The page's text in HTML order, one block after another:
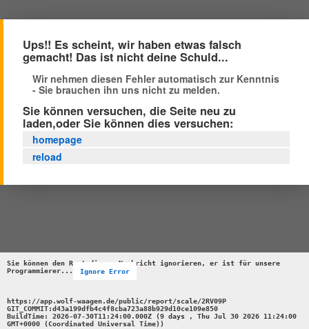
Ups!! Es scheint, wir haben etwas falsch
gemacht! Das ist nicht deine Schuld...
Wir nehmen diesen Fehler automatisch zur Kenntnis
- Sie brauchen ihn uns nicht zu melden.
Sie können versuchen, die Seite neu zu
laden,oder Sie können dies versuchen:
homepage
reload
Sie können den Rest dieser Nachricht ignorieren, er ist für unsere
Programmierer...
Ignore Error
https://app.wolf-waagen.de/public/report/scale/2RV09P
GIT_COMMIT:d43a199dfb4c4f8cba723a88b929d10ce109e850
BuildTime: 2026-07-30T11:24:00.000Z (9 days , Thu Jul 30 2026 11:24:00
GMT+0000 (Coordinated Universal Time))